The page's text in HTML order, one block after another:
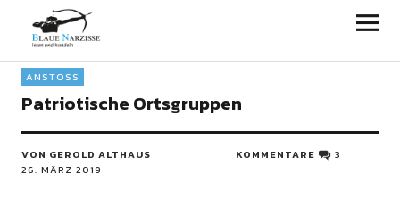
Blaue Narzisse
ANSTOSS
Patriotische Ortsgruppen
VON GEROLD ALTHAUS
26. MÄRZ 2019
KOMMENTARE 3